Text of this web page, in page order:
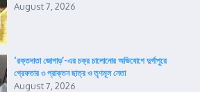
August 7, 2026
‘রক্তদাতা জোগাড়’-এর চক্র চালোনোর অভিযোগে দুর্গাপুরে
গ্রেফতার ৩ প্রাক্তন ছাত্র ও তৃণমূল নেতা
August 7, 2026